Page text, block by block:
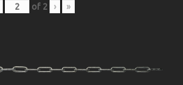
of 2 › »